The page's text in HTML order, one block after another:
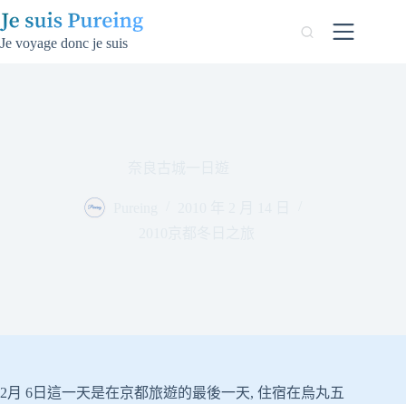
跳
至
Je voyage donc je suis
2月 6日這一天是在京都旅遊的最後一天, 住宿在烏丸五